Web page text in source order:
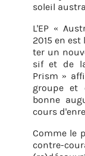
so­leil
L'EP «
2015 en
ter un
sif et de
Prism »
groupe et
bonne
cours
Comme le
contre-